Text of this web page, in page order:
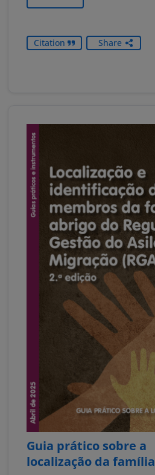
Citation Share
Guia prático sobre a
localização da família